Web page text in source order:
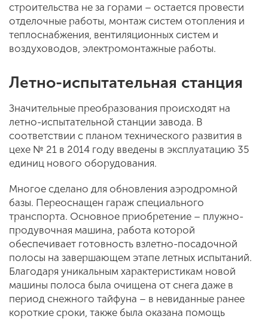
строительства не за горами – остается провести
отделочные работы, монтаж систем отопления и
теплоснабжения, вентиляционных систем и
воздуховодов, электромонтажные работы.
Летно-испытательная станция
Значительные преобразования происходят на
летно-испытательной станции завода. В
соответствии с планом технического развития в
цехе № 21 в 2014 году введены в эксплуатацию 35
единиц нового оборудования.
Многое сделано для обновления аэродромной
базы. Переоснащен гараж специального
транспорта. Основное приобретение – плужно-
продувочная машина, работа которой
обеспечивает готовность взлетно-посадочной
полосы на завершающем этапе летных испытаний.
Благодаря уникальным характеристикам новой
машины полоса была очищена от снега даже в
период снежного тайфуна – в невиданные ранее
короткие сроки, также была оказана помощь